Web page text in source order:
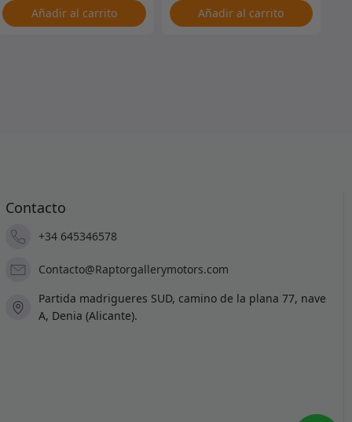
Añadir al carrito Añadir al carrito
Contacto
+34 645346578
Contacto@Raptorgallerymotors.com
Partida madrigueres SUD, camino de la plana 77, nave
A, Denia (Alicante).